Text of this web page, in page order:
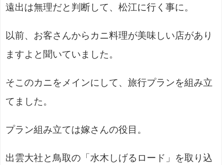
遠出は無理だと判断して、松江に行く事に。
以前、お客さんからカニ料理が美味しい店があり
ますよと聞いていました。
そこのカニをメインにして、旅行プランを組み立
てました。
プラン組み立ては嫁さんの役目。
出雲大社と鳥取の「水木しげるロード」を取り込